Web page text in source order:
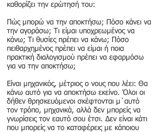
καθορίζει την ερώτησή του:
Πώς μπορώ να την αποκτήσω; Πόσο κάνει να
την αγοράσω; Τι είμαι υποχρεωμένος να
κάνω; Τι θυσίες πρέπει να κάνω; Πόσο
πειθαρχημένος πρέπει να είμαι ή ποια
πρακτική διαλογισμού πρέπει να εφαρμόσω
για να την αποκτήσω;
Είναι μηχανικός, μέτριος ο νους που λέει: Θα
κάνω αυτό για να αποκτήσω εκείνο. Όλοι οι
δήθεν θρησκευόμενοι σκέφτονται μ΄αυτό
τον τρόπο, μηχανικά, αλλά δεν μπορείς να
γνωρίσεις τον εαυτό σου έτσι. Δεν είναι κάτι
που μπορείς να το καταφέρεις με κάποιου